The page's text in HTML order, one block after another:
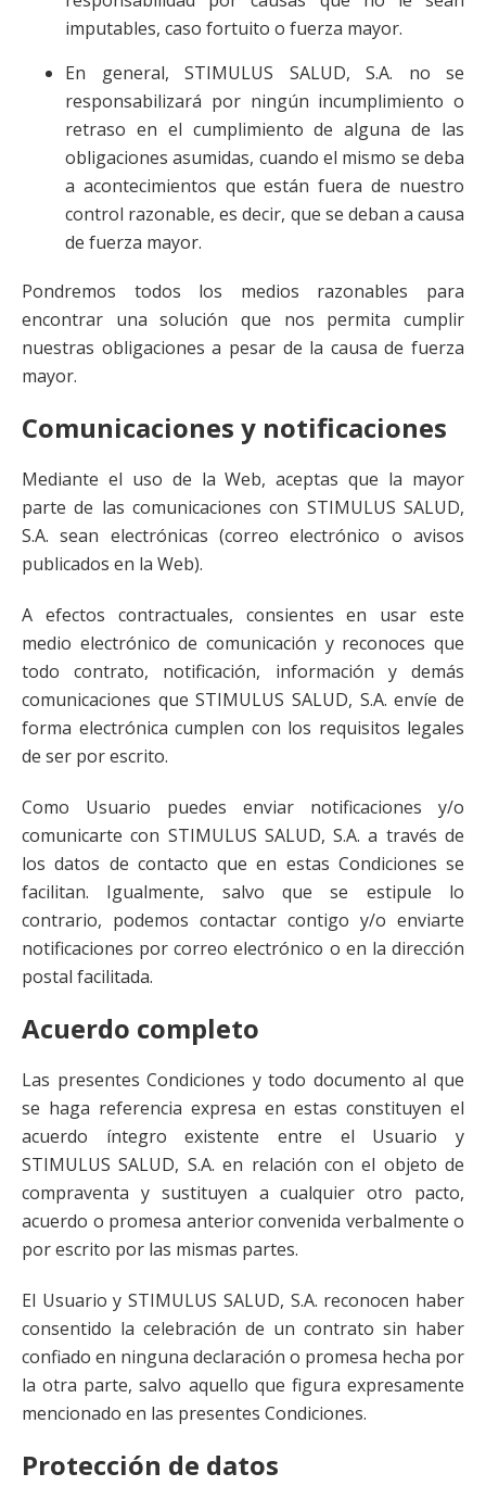
imputables, caso fortuito o fuerza mayor.
En general, STIMULUS SALUD, S.A. no se
responsabilizará por ningún incumplimiento o
retraso en el cumplimiento de alguna de las
obligaciones asumidas, cuando el mismo se deba
a acontecimientos que están fuera de nuestro
control razonable, es decir, que se deban a causa
de fuerza mayor.
Pondremos todos los medios razonables para
encontrar una solución que nos permita cumplir
nuestras obligaciones a pesar de la causa de fuerza
mayor.
Comunicaciones y notificaciones
Mediante el uso de la Web, aceptas que la mayor
parte de las comunicaciones con STIMULUS SALUD,
S.A. sean electrónicas (correo electrónico o avisos
publicados en la Web).
A efectos contractuales, consientes en usar este
medio electrónico de comunicación y reconoces que
todo contrato, notificación, información y demás
comunicaciones que STIMULUS SALUD, S.A. envíe de
forma electrónica cumplen con los requisitos legales
de ser por escrito.
Como Usuario puedes enviar notificaciones y/o
comunicarte con STIMULUS SALUD, S.A. a través de
los datos de contacto que en estas Condiciones se
facilitan. Igualmente, salvo que se estipule lo
contrario, podemos contactar contigo y/o enviarte
notificaciones por correo electrónico o en la dirección
postal facilitada.
Acuerdo completo
Las presentes Condiciones y todo documento al que
se haga referencia expresa en estas constituyen el
acuerdo íntegro existente entre el Usuario y
STIMULUS SALUD, S.A. en relación con el objeto de
compraventa y sustituyen a cualquier otro pacto,
acuerdo o promesa anterior convenida verbalmente o
por escrito por las mismas partes.
El Usuario y STIMULUS SALUD, S.A. reconocen haber
consentido la celebración de un contrato sin haber
confiado en ninguna declaración o promesa hecha por
la otra parte, salvo aquello que figura expresamente
mencionado en las presentes Condiciones.
Protección de datos